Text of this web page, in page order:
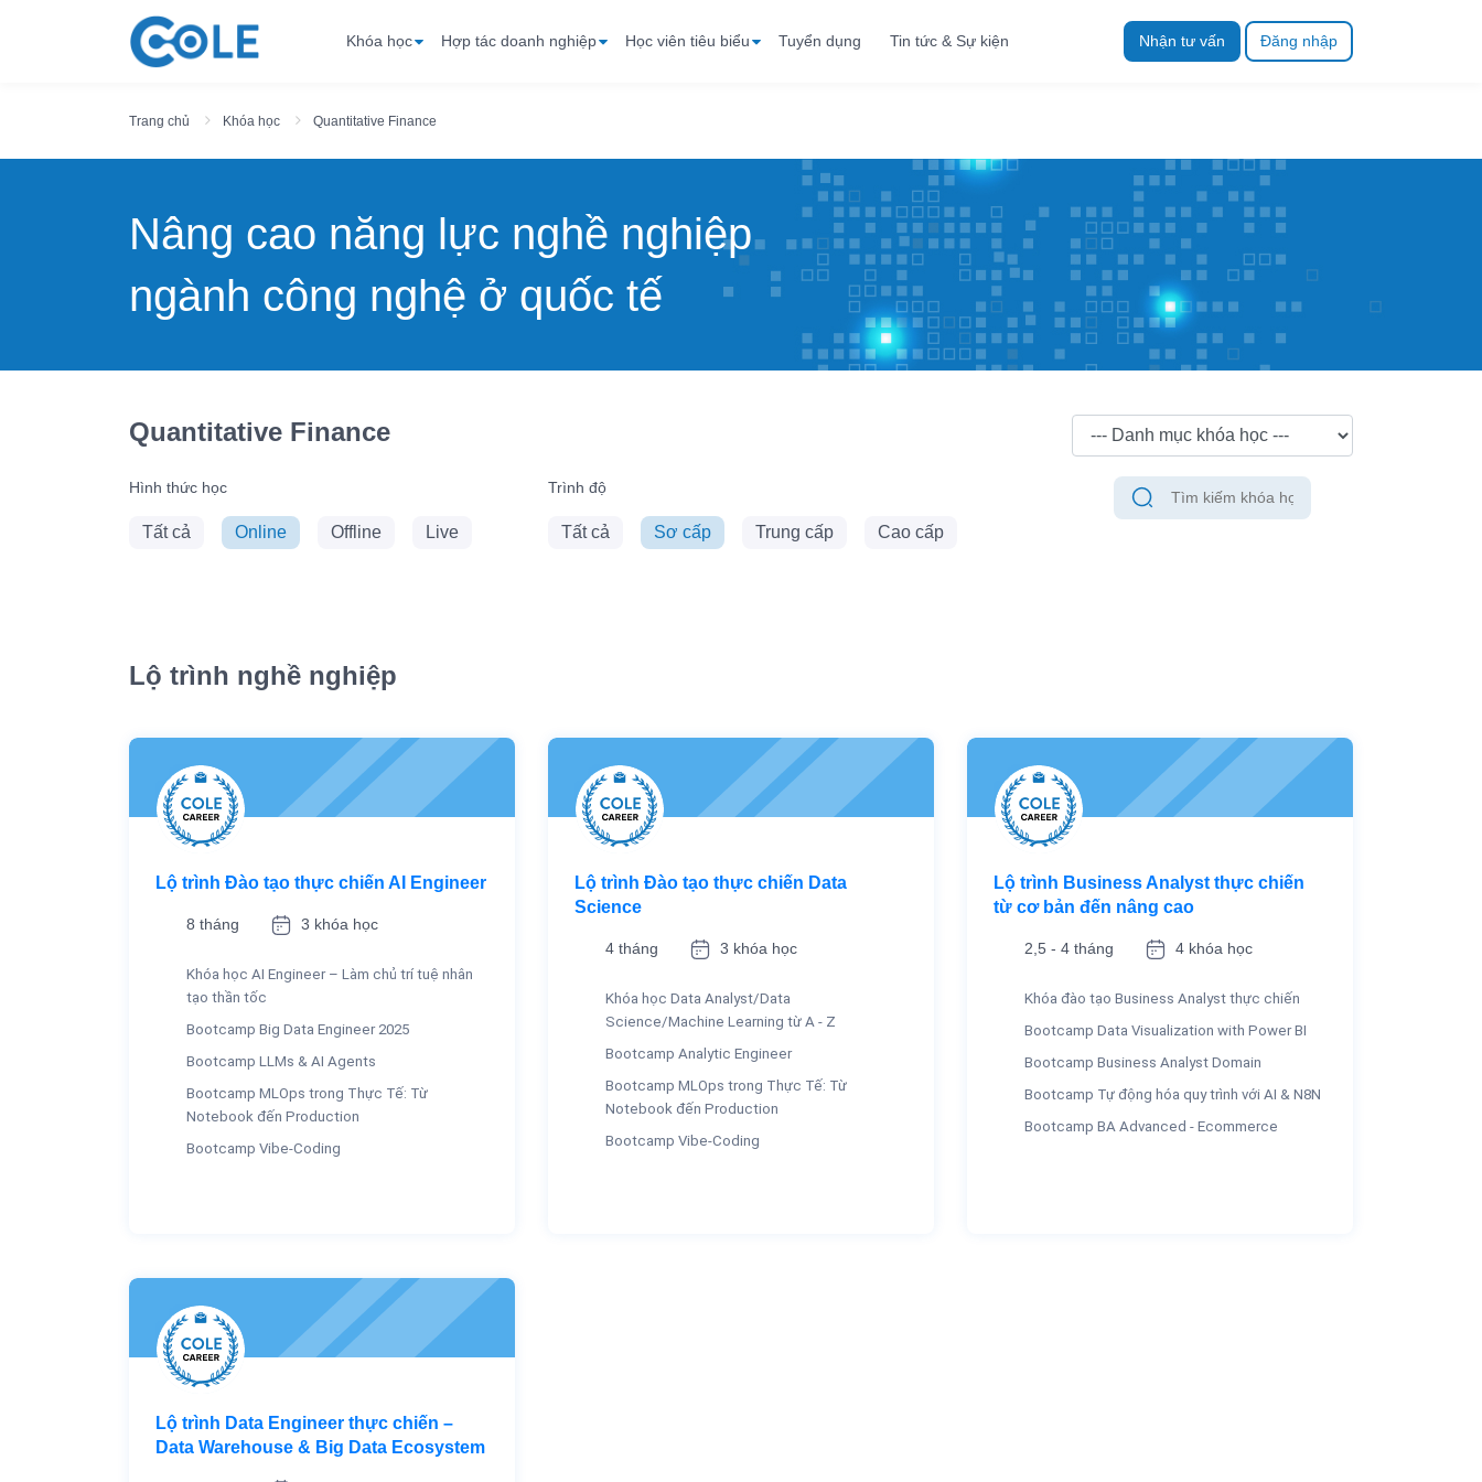
Khóa học Hợp tác doanh nghiệp Học viên tiêu biểu Tuyển dụng Tin tức & Sự kiện Nhận tư vấn Đăng nhập
Trang chủ Khóa học Quantitative Finance
Nâng cao năng lực nghề nghiệp
ngành công nghệ ở quốc tế
Quantitative Finance
Hình thức học
Tất cả Online Offline Live
Trình độ
Tất cả Sơ cấp Trung cấp Cao cấp
Lộ trình nghề nghiệp
Lộ trình Đào tạo thực chiến AI Engineer
8 tháng 3 khóa học
Khóa học AI Engineer – Làm chủ trí tuệ nhân
tạo thần tốc
Bootcamp Big Data Engineer 2025
Bootcamp LLMs & AI Agents
Bootcamp MLOps trong Thực Tế: Từ
Notebook đến Production
Bootcamp Vibe-Coding
Lộ trình Đào tạo thực chiến Data
Science
4 tháng 3 khóa học
Khóa học Data Analyst/Data
Science/Machine Learning từ A - Z
Bootcamp Analytic Engineer
Bootcamp MLOps trong Thực Tế: Từ
Notebook đến Production
Bootcamp Vibe-Coding
Lộ trình Business Analyst thực chiến
từ cơ bản đến nâng cao
2,5 - 4 tháng 4 khóa học
Khóa đào tạo Business Analyst thực chiến
Bootcamp Data Visualization with Power BI
Bootcamp Business Analyst Domain
Bootcamp Tự động hóa quy trình với AI & N8N
Bootcamp BA Advanced - Ecommerce
Lộ trình Data Engineer thực chiến –
Data Warehouse & Big Data Ecosystem